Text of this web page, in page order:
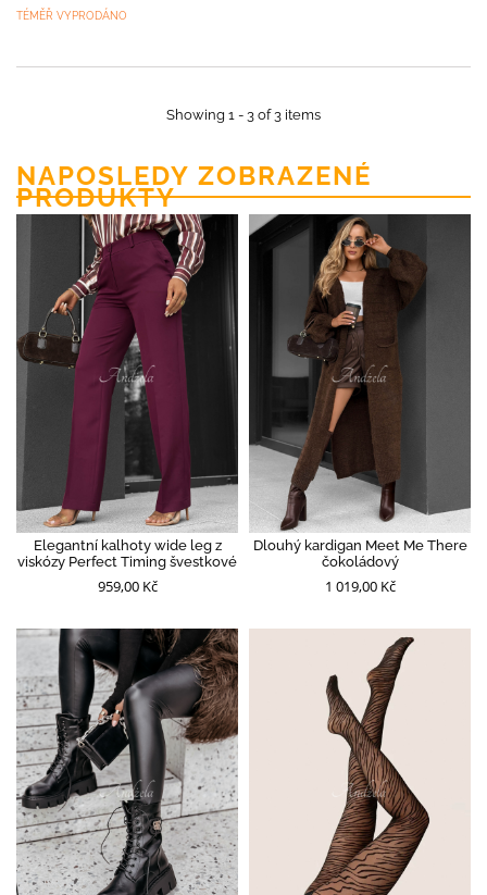
TÉMĚŘ VYPRODÁNO
Showing 1 - 3 of 3 items
NAPOSLEDY ZOBRAZENÉ
PRODUKTY
Elegantní kalhoty wide leg z
viskózy Perfect Timing švestkové
959,00 Kč
Dlouhý kardigan Meet Me There
čokoládový
1 019,00 Kč